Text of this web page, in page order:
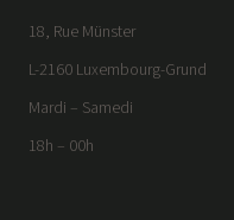
18, Rue Münster
L-2160 Luxembourg-Grund
Mardi – Samedi
18h – 00h